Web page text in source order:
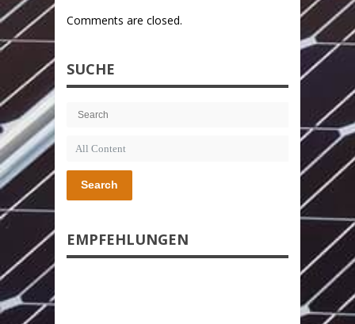
Comments are closed.
SUCHE
Search
EMPFEHLUNGEN